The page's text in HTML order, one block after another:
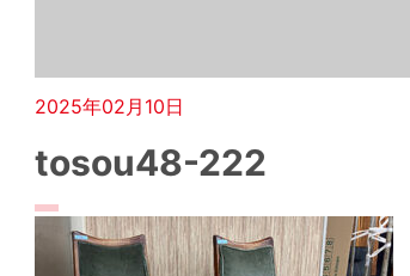
2025年02月10日
tosou48-222